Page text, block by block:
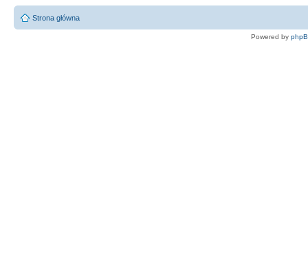
Strona główna
Powered by